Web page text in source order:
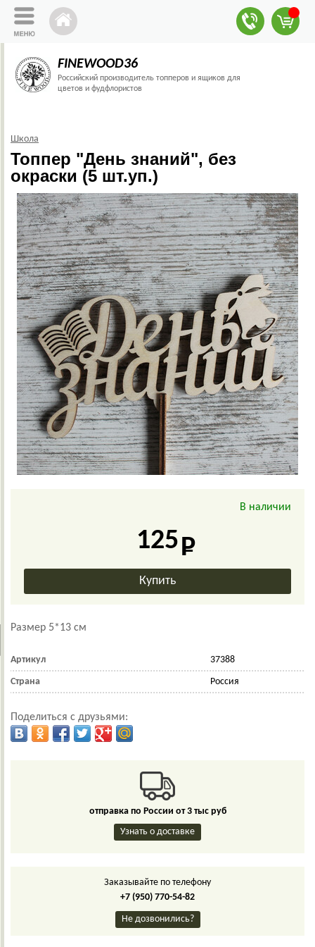
FINEWOOD36
Российский производитель топперов и ящиков для
цветов и фудфлористов
Школа
Топпер "День знаний", без
окраски (5 шт.уп.)
В наличии
125
Размер 5*13 см
Артикул 37388
Страна Россия
Поделиться с друзьями:
отправка по России от 3 тыс руб
Узнать о доставке
Заказывайте по телефону
+7 (950) 770-54-82
Не дозвонились?